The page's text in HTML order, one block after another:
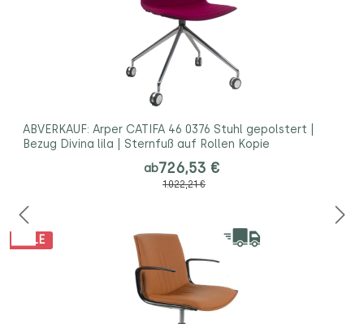
ABVERKAUF: Arper CATIFA 46 0376 Stuhl gepolstert |
Bezug Divina lila | Sternfuß auf Rollen Kopie
ab726,53 €
1.022,21 €
SALE